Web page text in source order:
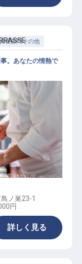
理部門その他
。あなたの情熱で
ノ巣23-1
円
詳しく見る